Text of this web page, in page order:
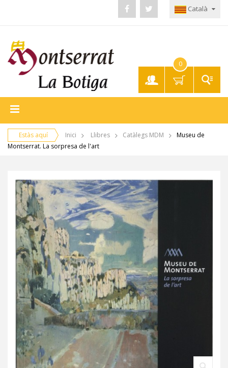
compte
Català
0
Estàs aquí Inici Llibres Catàlegs MDM
Museu de
Montserrat. La sorpresa de l'art